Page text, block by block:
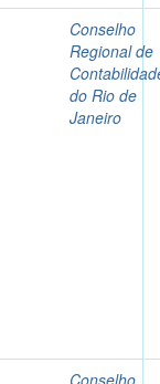
Conselho
Regional de
do Rio de
Janeiro
Conselho